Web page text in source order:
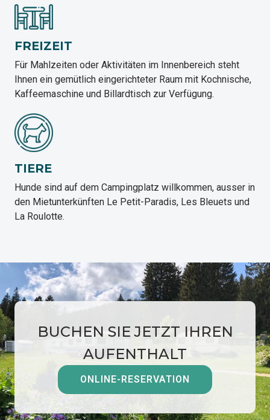
FREIZEIT
Für Mahlzeiten oder Aktivitäten im Innenbereich steht
Ihnen ein gemütlich eingerichteter Raum mit Kochnische,
Kaffeemaschine und Billardtisch zur Verfügung.
TIERE
Hunde sind auf dem Campingplatz willkommen, ausser in
den Mietunterkünften Le Petit-Paradis, Les Bleuets und
La Roulotte.
BUCHEN SIE JETZT IHREN
AUFENTHALT
ONLINE-RESERVATION